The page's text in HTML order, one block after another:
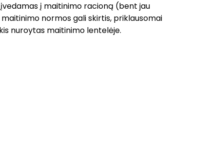
įvedamas į maitinimo racioną (bent jau
normos gali skirtis, priklausomai
nuroytas maitinimo lentelėje.